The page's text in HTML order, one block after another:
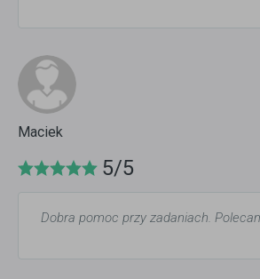
Maciek
5/5
Dobra pomoc przy zadaniach.